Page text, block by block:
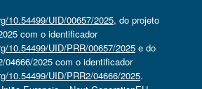
10.54499/UID/00657/2025, do projeto
com o identificador
10.54499/UID/PRR/00657/2025e do
04666/2025 com o identificador
10.54499/UID/PRR2/04666/2025.